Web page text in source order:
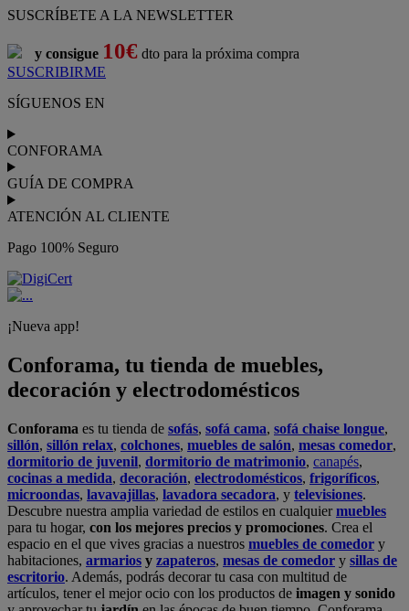
SUSCRÍBETE A LA NEWSLETTER
y consigue 10€ dto para la próxima compra
SUSCRIBIRME
SÍGUENOS EN
CONFORAMA
GUÍA DE COMPRA
ATENCIÓN AL CLIENTE
Pago 100% Seguro
¡Nueva app!
Conforama, tu tienda de muebles,
decoración y electrodomésticos
Conforama es tu tienda de sofás, sofá cama, sofá chaise longue,
sillón, sillón relax, colchones, muebles de salón, mesas comedor,
dormitorio de juvenil, dormitorio de matrimonio, canapés,
cocinas a medida, decoración, electrodomésticos, frigoríficos,
microondas, lavavajillas, lavadora secadora, y televisiones.
Descubre nuestra amplia variedad de estilos en cualquiermuebles
para tu hogar, con los mejores precios y promociones. Crea el
espacio en el que vives gracias a nuestros muebles de comedor y
habitaciones, armarios y zapateros, mesas de comedor y sillas de
escritorio. Además, podrás decorar tu casa con multitud de
artículos, tener el mejor ocio con los productos de imagen y sonido